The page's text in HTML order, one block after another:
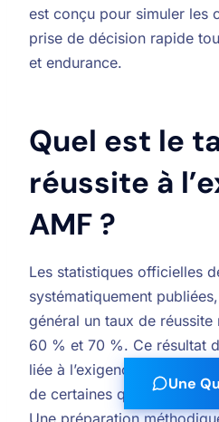
est conçu pour simuler les
prise de décision rapide
et endurance.
Quel est le
réussite à
AMF ?
Les statistiques officielles
systématiquement
général un taux de
60 % et 70 %. Ce résultat
liée à l’exigence du double
de certaines questions et
Une